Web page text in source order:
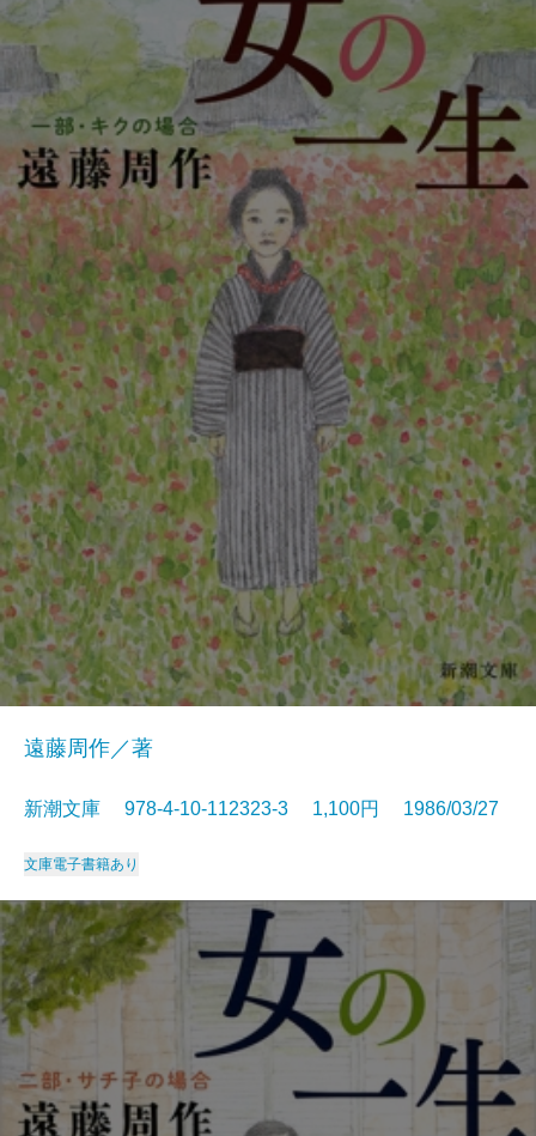
遠藤周作／著
新潮文庫 978-4-10-112323-3 1,100円 1986/03/27
文庫電子書籍あり